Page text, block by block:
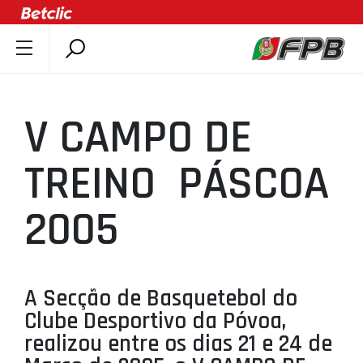
ÚLTIMAS
COMPETIÇÕES
ASSOCIAÇÕES
CLUBES
AGENTES
SELEÇÕES
MINIBASQUETE
V CAMPO DE
TREINO  PÁSCOA
2005
A Secção de Basquetebol do
Clube Desportivo da Póvoa,
realizou entre os dias 21 e 24 de